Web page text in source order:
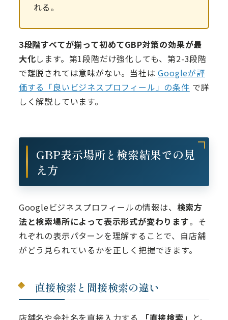
れる。
3段階すべてが揃って初めてGBP対策の効果が最
大化します。第1段階だけ強化しても、第2-3段階
で離脱されては意味がない。当社はGoogleが評
価する「良いビジネスプロフィール」の条件 で詳
しく解説しています。
GBP表示場所と検索結果での見
え方
Googleビジネスプロフィールの情報は、 検索方
法と検索場所によって表示形式が変わります。そ
れぞれの表示パターンを理解することで、自店舗
がどう見られているかを正しく把握できます。
直接検索と間接検索の違い
店舗名や会社名を直接入力する 「直接検索」 と、